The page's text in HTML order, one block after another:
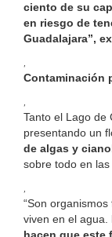
ciento de su
en riesgo de
Guadalajara”,
,
Contaminación
,
Tanto el Lago de
presentando un
de algas y
sobre todo en las
,
“Son
viven en el agua.